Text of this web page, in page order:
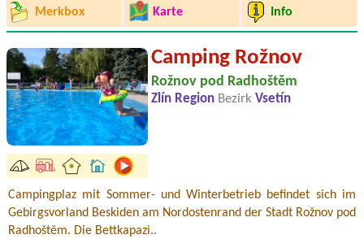
Merkbox Karte Info
Camping Rožnov
Rožnov pod Radhoštěm
Zlín Region Bezirk Vsetín
Campingplaz mit Sommer- und Winterbetrieb befindet sich im
Gebirgsvorland Beskiden am Nordostenrand der Stadt Rožnov pod
Radhoštěm. Die Bettkapazi..